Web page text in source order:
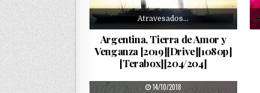
Atravesados…
Argentina, Tierra de Amor y
Venganza [2019][Drive][1080p]
[Terabox][204/204]
PUBLISHED DATE:
14/10/2018